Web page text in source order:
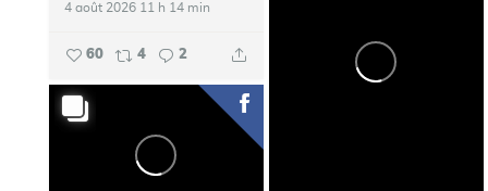
4 août 2026 11 h 14 min
60 4 2